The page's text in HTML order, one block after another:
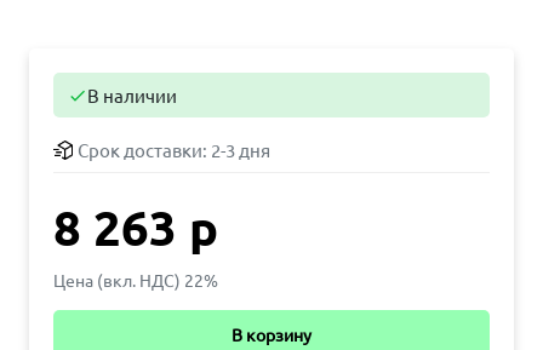
В наличии
Срок доставки: 2-3 дня
8 263 р
Цена (вкл. НДС) 22%
В корзину